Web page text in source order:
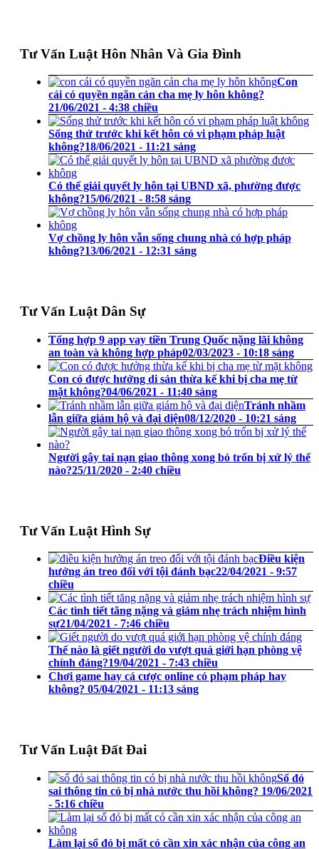
Tư Vấn Luật Hôn Nhân Và Gia Đình
Con
cái có quyền ngăn cản cha mẹ ly hôn không?
21/06/2021 - 4:38 chiều
Sống thử trước khi kết hôn có vi phạm pháp luật
không?18/06/2021 - 11:21 sáng
Có thể giải quyết ly hôn tại UBND xã, phường được
không?15/06/2021 - 8:58 sáng
Vợ chồng ly hôn vẫn sống chung nhà có hợp pháp
không?13/06/2021 - 12:31 sáng
Tư Vấn Luật Dân Sự
Tổng hợp 9 app vay tiền Trung Quốc nặng lãi không
an toàn và không hợp pháp02/03/2023 - 10:18 sáng
Con có được hưởng di sản thừa kế khi bị cha mẹ từ
mặt không?04/06/2021 - 11:40 sáng
Tránh nhầm
lẫn giữa giám hộ và đại diện08/12/2020 - 10:21 sáng
Người gây tai nạn giao thông xong bỏ trốn bị xử lý thế
nào?25/11/2020 - 2:40 chiều
Tư Vấn Luật Hình Sự
Điều kiện
hưởng án treo đối với tội đánh bạc22/04/2021 - 9:57
chiều
Các tình tiết tăng nặng và giảm nhẹ trách nhiệm hình
sự21/04/2021 - 7:46 chiều
Thế nào là giết người do vượt quá giới hạn phòng vệ
chính đáng?19/04/2021 - 7:43 chiều
Chơi game hay cá cược online có phạm pháp hay
không? 05/04/2021 - 11:13 sáng
Tư Vấn Luật Đất Đai
Sổ đỏ
sai thông tin có bị nhà nước thu hồi không? 19/06/2021
- 5:16 chiều
Làm lại sổ đỏ bị mất có cần xin xác nhận của công an